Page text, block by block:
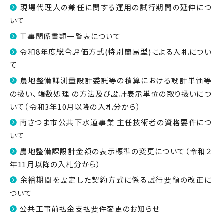
現場代理人の兼任に関する運用の試行期間の延伸につ
いて
工事関係書類一覧表について
令和8年度総合評価方式(特別簡易型)による入札につい
て
農地整備課測量設計委託等の積算における設計単価等
の扱い、端数処理 の方法及び設計表示単位の取り扱いにつ
いて（令和3年10月以降の入札分から）
南さつま市公共下水道事業 主任技術者の資格要件につ
いて
農地整備課設計金額の表示標準の変更について（令和２
年11月以降の入札分から）
余裕期間を設定した契約方式に係る試行要領の改正に
ついて
公共工事前払金支払要件変更のお知らせ